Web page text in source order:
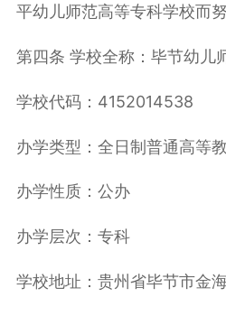
平幼儿师范高等专科学校而努
第四条 学校全称：毕节幼儿
学校代码：4152014538
办学类型：全日制普通高等
办学性质：公办
办学层次：专科
学校地址：贵州省毕节市金